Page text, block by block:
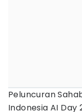
Peluncuran
Indonesia AI Day